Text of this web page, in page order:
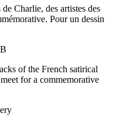
Charlie, des artistes des
Pour un dessin
of the French satirical
for a commemorative